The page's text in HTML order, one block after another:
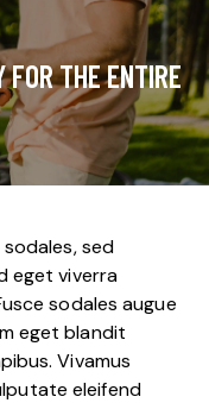
THE ENTIRE
sed
eget viverra
sodales augue
eget blandit
Vivamus
eleifend